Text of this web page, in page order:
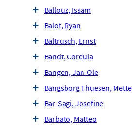
Ballouz, Issam
Balot, Ryan
Baltrusch, Ernst
Bandt, Cordula
Bangen, Jan-Ole
Bangsborg Thuesen, Mette
Bar-Sagi, Josefine
Barbato, Matteo